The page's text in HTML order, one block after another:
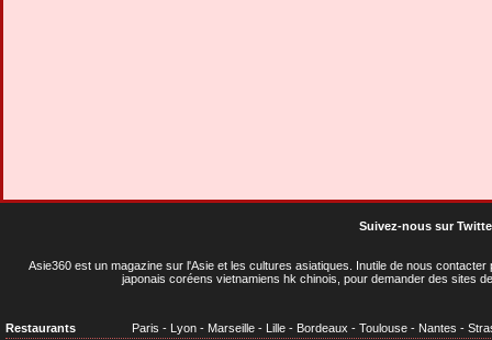
Suivez-nous sur
Asie360 est un magazine sur l'Asie et les cultures asiatiques . Inutile de nous
japonais coréens vietnamiens hk chinois, pour demander des sites
Restaurants Paris - Lyon - Marseille - Lille - Bordeaux - Toulouse - Nantes -